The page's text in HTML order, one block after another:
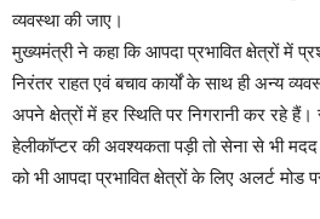
व्यवस्था की जाए।
मुख्यमंत्री ने कहा कि आपदा प्रभावित क्षेत्रों में
निरंतर राहत एवं बचाव कार्यों के साथ ही अन्य
अपने क्षेत्रों में हर स्थिति पर निगरानी कर रहे
हेलीकॉप्टर की अवश्यकता पड़ी तो सेना से भी
को भी आपदा प्रभावित क्षेत्रों के लिए अलर्ट मोड